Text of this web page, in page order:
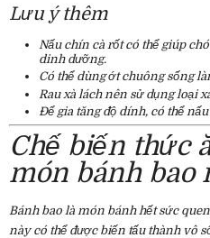
Lưu ý thêm
Nấu chín cà rốt có thể giúp
dinh dưỡng.
Có thể dùng ớt chuông sống
Rau xà lách nên sử dụng loại
Để gia tăng độ dính, có thể
Chế biến thức
món bánh bao
Bánh bao là món bánh hết sức
này có thể được biến tấu thành vô